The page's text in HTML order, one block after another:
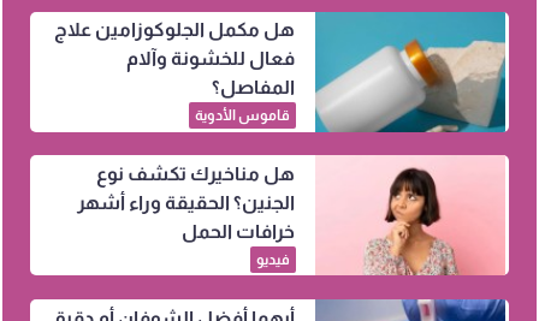
هل مكمل الجلوكوزامين علاج
فعال للخشونة وآلام
المفاصل؟
قاموس الأدوية
هل مناخيرك تكشف نوع
الجنين؟ الحقيقة وراء أشهر
خرافات الحمل
فيديو